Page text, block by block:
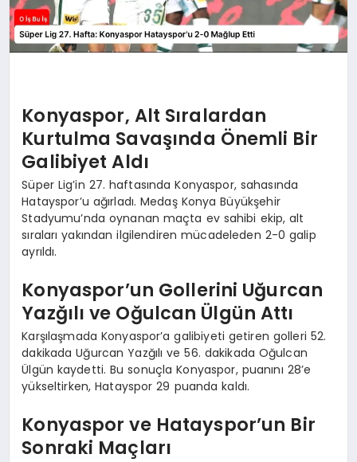
Konyaspor, Alt Sıralardan
Kurtulma Savaşında Önemli Bir
Galibiyet Aldı
Süper Lig’in 27. haftasında Konyaspor, sahasında
Hatayspor’u ağırladı. Medaş Konya Büyükşehir
Stadyumu’nda oynanan maçta ev sahibi ekip, alt
sıraları yakından ilgilendiren mücadeleden 2-0 galip
ayrıldı.
Konyaspor’un Gollerini Uğurcan
Yazğılı ve Oğulcan Ülgün Attı
Karşılaşmada Konyaspor’a galibiyeti getiren golleri 52.
dakikada Uğurcan Yazğılı ve 56. dakikada Oğulcan
Ülgün kaydetti. Bu sonuçla Konyaspor, puanını 28’e
yükseltirken, Hatayspor 29 puanda kaldı.
Konyaspor ve Hatayspor’un Bir
Sonraki Maçları